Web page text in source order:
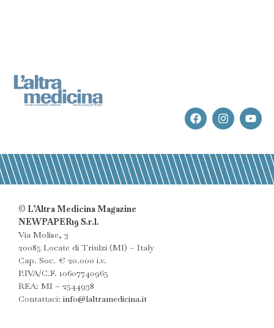
© L’Altra Medicina Magazine
NEWPAPER19 S.r.l.
Via Molise, 3
20085 Locate di Triulzi (MI) – Italy
Cap. Soc. € 20.000 i.v.
P.IVA/C.F. 10607740965
REA: MI – 2544938
Contattaci: info@laltramedicina.it